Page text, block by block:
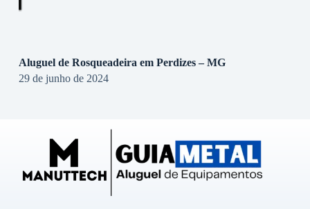
Aluguel de Rosqueadeira em Perdizes – MG
29 de junho de 2024